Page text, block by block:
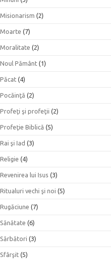
Misionarism (2)
Moarte (7)
Moralitate (2)
Noul Pământ (1)
Păcat (4)
Pocăinţă (2)
Profeţi şi profeţii (2)
Profeţie Biblică (5)
Rai şi Iad (3)
Religie (4)
Revenirea lui Isus (3)
Ritualuri vechi şi noi (5)
Rugăciune (7)
Sănătate (6)
Sărbători (3)
Sfârşit (5)